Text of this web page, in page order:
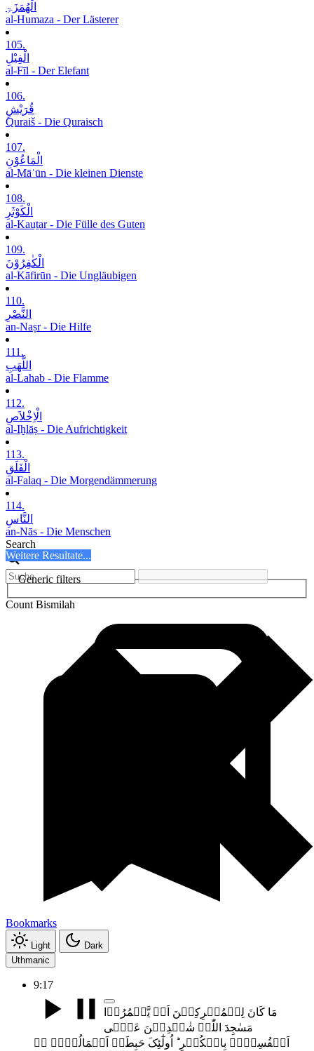
الْھُمَزَۃِ
al-Humaza - Der Lästerer
105.
الْفِیْلِ
al-Fīl - Der Elefant
106.
قُرَیْشٍ
Quraiš - Die Quraisch
107.
الْمَاعُوْنِ
al-Māʿūn - Die kleinen Dienste
108.
الْکَوْثَرِ
al-Kauṯar - Die Fülle des Guten
109.
الْکٰفِرُوْنَ
al-Kāfirūn - Die Ungläubigen
110.
النَّصْرِ
an-Naṣr - Die Hilfe
111.
اللَّھَبِ
al-Lahab - Die Flamme
112.
الْاِخْلاَصِ
al-Iḫlāṣ - Die Aufrichtigkeit
113.
الْفَلَقِ
al-Falaq - Die Morgendämmerung
114.
النَّاسِ
an-Nās - Die Menschen
Search
Weitere Resultate...
Generic filters
Count Bismilah
Bookmarks
Light
Dark
Uthmanic
9:17
مَا کَانَ لِلۡمُشۡرِکِیۡنَ اَنۡ یَّعۡمُرُوۡا
مَسٰجِدَ اللّٰہِ شٰہِدِیۡنَ عَلٰۤی
اَنۡفُسِہِمۡ بِالۡکُفۡرِ ؕ اُولٰٓئِکَ حَبِطَتۡ اَعۡمَالُہُمۡ ۚۖ